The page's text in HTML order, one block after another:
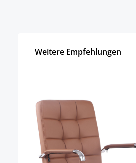
Weitere Empfehlungen